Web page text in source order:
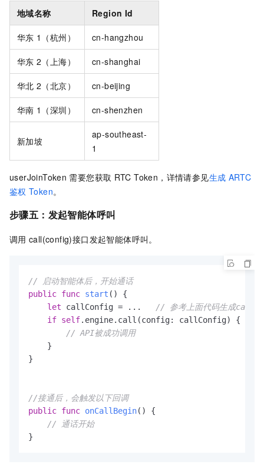
地域名称 Region Id
华东 1（杭州） cn-hangzhou
华东 2（上海） cn-shanghai
华北 2（北京） cn-beijing
华南 1（深圳） cn-shenzhen
新加坡
ap-southeast-
1
userJoinToken 需要您获取 RTC Token，详情请参见生成 ARTC
鉴权 Token。
步骤五： 发起智能体呼叫
调用 call(config)接口发起智能体呼叫。
// 启动智能体后，开始通话
public func start () {
let callConfig = ...
// 参考上面代码生成
if self.engine.call(config: callConfig) {
// API被成功调用
    }
}
//接通后，会触发以下回调
public func onCallBegin() {
// 通话开始
}